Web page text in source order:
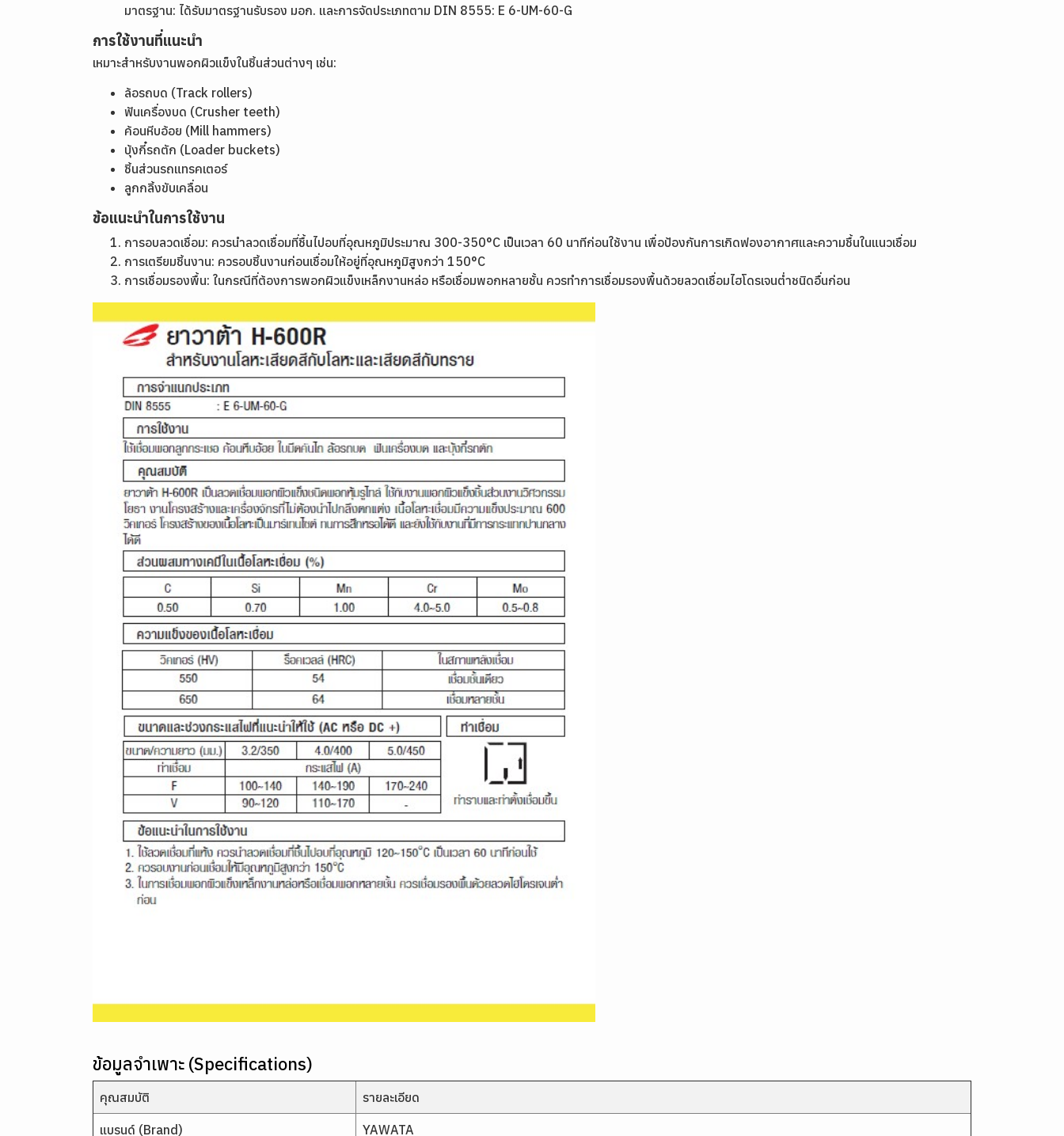
มาตรฐาน: ได้รับมาตรฐานรับรอง มอก. และการจัดประเภทตาม DIN 8555: E 6-UM-60-G
การใช้งานที่แนะนำ
เหมาะสำหรับงานพอกผิวแข็งในชิ้นส่วนต่างๆ เช่น:
ล้อรถบด (Track rollers)
ฟันเครื่องบด (Crusher teeth)
ค้อนหีบอ้อย (Mill hammers)
บุ้งกี๋รถตัก (Loader buckets)
ชิ้นส่วนรถแทรคเตอร์
ลูกกลิ้งขับเคลื่อน
ข้อแนะนำในการใช้งาน
การอบลวดเชื่อม: ควรนำลวดเชื่อมที่ชื้นไปอบที่อุณหภูมิประมาณ 300-350°C เป็นเวลา 60 นาทีก่อนใช้งาน เพื่อป้องกันการเกิดฟองอากาศและความชื้นในแนวเชื่อม
การเตรียมชิ้นงาน: ควรอบชิ้นงานก่อนเชื่อมให้อยู่ที่อุณหภูมิสูงกว่า 150°C
การเชื่อมรองพื้น: ในกรณีที่ต้องการพอกผิวแข็งเหล็กงานหล่อ หรือเชื่อมพอกหลายชั้น ควรทำการเชื่อมรองพื้นด้วยลวดเชื่อมไฮโดรเจนต่ำชนิดอื่นก่อน
ข้อมูลจำเพาะ (Specifications)
คุณสมบัติ รายละเอียด
แบรนด์ (Brand) YAWATA